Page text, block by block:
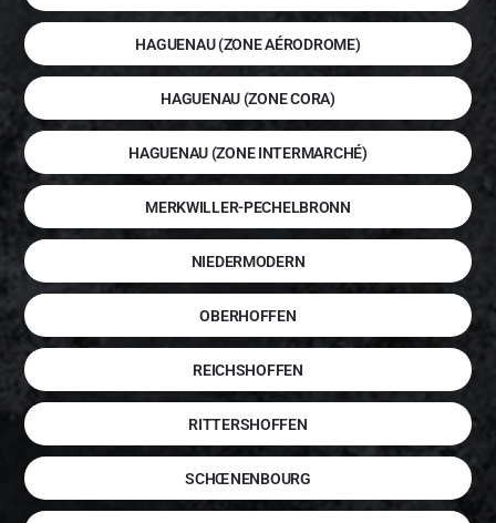
HAGUENAU (ZONE AÉRODROME)
HAGUENAU (ZONE CORA)
HAGUENAU (ZONE INTERMARCHÉ)
MERKWILLER-PECHELBRONN
NIEDERMODERN
OBERHOFFEN
REICHSHOFFEN
RITTERSHOFFEN
SCHŒNENBOURG